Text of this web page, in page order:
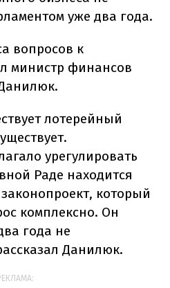
уже два года.
вопросов к
министр финансов
лотерейный
урегулировать
Раде находится
который
комплексно. Он
года не
Данилюк.